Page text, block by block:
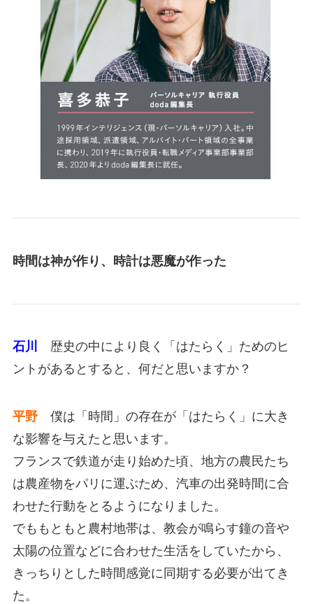
時間は神が作り、時計は悪魔が作った
石川
歴史の中により良く「はたらく」ためのヒ
ントがあるとすると、何だと思いますか？
平野僕は「時間」の存在が「はたらく」に大き
な影響を与えたと思います。
フランスで鉄道が走り始めた頃、地方の農民たち
は農産物をパリに運ぶため、汽車の出発時間に合
わせた行動をとるようになりました。
でももともと農村地帯は、教会が鳴らす鐘の音や
太陽の位置などに合わせた生活をしていたから、
きっちりとした時間感覚に同期する必要が出てき
た。